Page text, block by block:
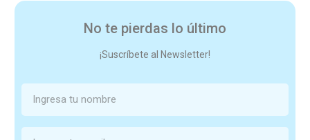
No te pierdas lo último
¡Suscríbete al Newsletter!